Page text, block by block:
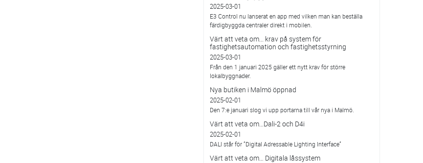
2025-03-01
E3 Control nu lanserat en app med vilken man kan beställa
färdigbyggda centraler direkt i mobilen.
Värt att veta om... krav på system för
fastighetsautomation och fastighetsstyrning
2025-03-01
Från den 1 januari 2025 gäller ett nytt krav för större
lokalbyggnader.
Nya butiken i Malmö öppnad
2025-02-01
Den 7:e januari slog vi upp portarna till vår nya i Malmö.
Värt att veta om…Dali-2 och D4i
2025-02-01
DALI står för ”Digital Adressable Lighting Interface”
Värt att veta om… Digitala låssystem